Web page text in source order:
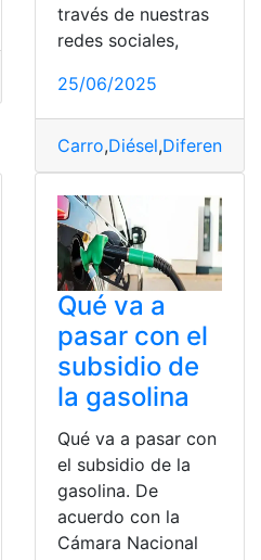
Precio
través de nuestras
redes sociales,
25/06/2025
Carro,Diésel,Diferencias
Qué va a
pasar con el
subsidio de
la gasolina
Qué va a pasar con
el subsidio de la
gasolina. De
acuerdo con la
Cámara Nacional